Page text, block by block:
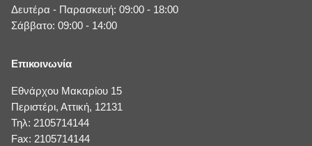
Δευτέρα - Παρασκευή: 09:00 - 18:00
Σάββατο: 09:00 - 14:00
Επικοινωνία
Εθνάρχου Μακαρίου 15
Περιστέρι, Αττική, 12131
Τηλ: 2105714144
Fax: 2105714144